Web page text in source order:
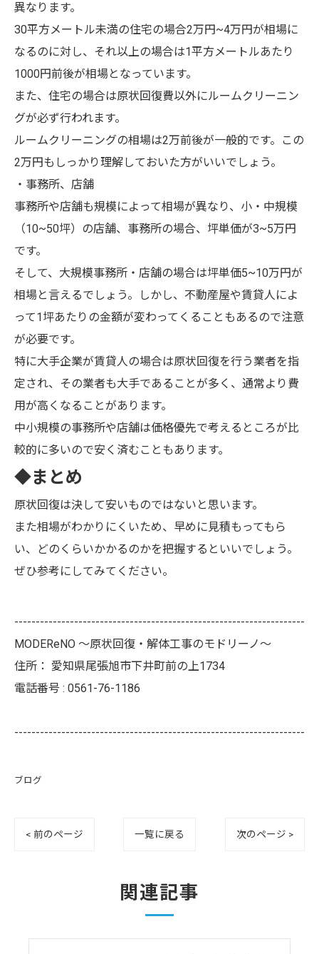
異なります。
30平方メートル未満の住宅の場合2万円~4万円が相場に
なるのに対し、それ以上の場合は1平方メートルあたり
1000円前後が相場となっています。
また、住宅の場合は原状回復費以外にルームクリーニン
グが必ず行われます。
ルームクリーニングの相場は2万前後が一般的です。この
2万円もしっかり理解しておいた方がいいでしょう。
・事務所、店舗
事務所や店舗も規模によって相場が異なり、小・中規模
（10~50坪）の店舗、事務所の場合、坪単価が3~5万円
です。
そして、大規模事務所・店舗の場合は坪単価5~10万円が
相場と言えるでしょう。しかし、不動産屋や賃貸人によ
って1坪あたりの金額が変わってくることもあるので注意
が必要です。
特に大手企業が賃貸人の場合は原状回復を行う業者を指
定され、その業者も大手であることが多く、通常より費
用が高くなることがあります。
中小規模の事務所や店舗は価格優先で考えるところが比
較的に多いので安く済むこともあります。
◆まとめ
原状回復は決して安いものではないと思います。
また相場がわかりにくいため、早めに見積もってもら
い、どのくらいかかるのかを把握するといいでしょう。
ぜひ参考にしてみてください。
--------------------------------------------------------------------
MODEReNO ～原状回復・解体工事のモドリーノ～
住所： 愛知県尾張旭市下井町前の上1734
電話番号 : 0561-76-1186
--------------------------------------------------------------------
ブログ
< 前のページ 一覧に戻る 次のページ >
関連記事